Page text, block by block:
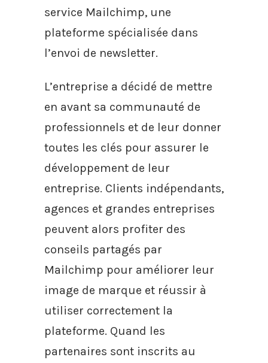
service Mailchimp, une
plateforme spécialisée dans
l’envoi de newsletter.
L’entreprise a décidé de mettre
en avant sa communauté de
professionnels et de leur donner
toutes les clés pour assurer le
développement de leur
entreprise. Clients indépendants,
agences et grandes entreprises
peuvent alors profiter des
conseils partagés par
Mailchimp pour améliorer leur
image de marque et réussir à
utiliser correctement la
plateforme. Quand les
partenaires sont inscrits au